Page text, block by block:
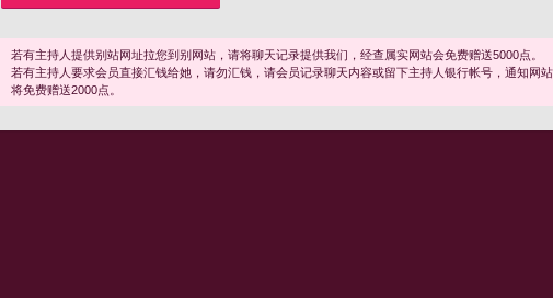
若有主持人提供别站网址拉您到别网站，请将聊天记录提供我们，经查属实网站会免费赠送5000点。
若有主持人要求会员直接汇钱给她，请勿汇钱，请会员记录聊天内容或留下主持人银行帐号，通知网
将免费赠送2000点。